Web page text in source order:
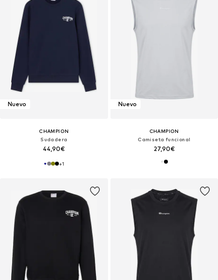
Nuevo
CHAMPION
Sudadera
44,90€
+1
Nuevo
CHAMPION
Camiseta funcional
27,90€